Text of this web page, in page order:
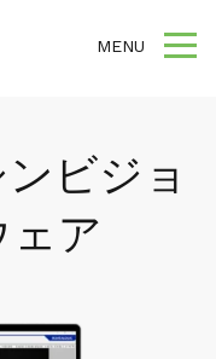
MENU
ビジョ
ェア